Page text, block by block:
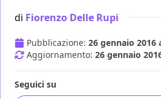
di Fiorenzo Delle Rupi
Pubblicazione: 26 gennaio 2016
Aggiornamento: 26 gennaio
Seguici su